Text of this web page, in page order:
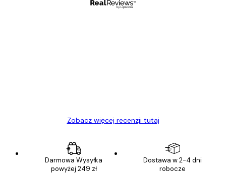
Zobacz więcej recenzji tutaj
Darmowa Wysyłka
powyżej 249 zł
Dostawa w 2-4 dni
robocze